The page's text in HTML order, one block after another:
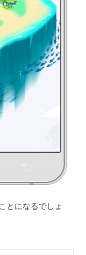
とになるでしょ